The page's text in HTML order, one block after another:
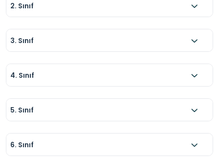
2. Sınıf
3. Sınıf
4. Sınıf
5. Sınıf
6. Sınıf